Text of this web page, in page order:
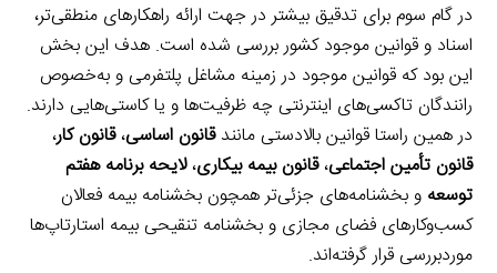
در گام سوم برای تدقیق بیشتر در جهت ارائه راهکارهای منطقی‌تر،
اسناد و قوانین موجود کشور بررسی شده است. هدف این بخش
این بود که قوانین موجود در زمینه مشاغل پلتفرمی و به‌خصوص
رانندگان تاکسی‌های اینترنتی چه ظرفیت‌ها و یا کاستی‌هایی دارند.
در همین راستا قوانین بالادستی مانندقانون اساسی،قانون کار،
قانون تأمین اجتماعی،قانون بیمه بیکاری،لایحه برنامه هفتم
توسعه و بخشنامه‌های جزئی‌تر همچون بخشنامه بیمه فعالان
کسب‌وکارهای فضای مجازی وبخشنامه تنقیحی بیمه استارتاپ‌ها
موردبررسی قرار گرفته‌اند.